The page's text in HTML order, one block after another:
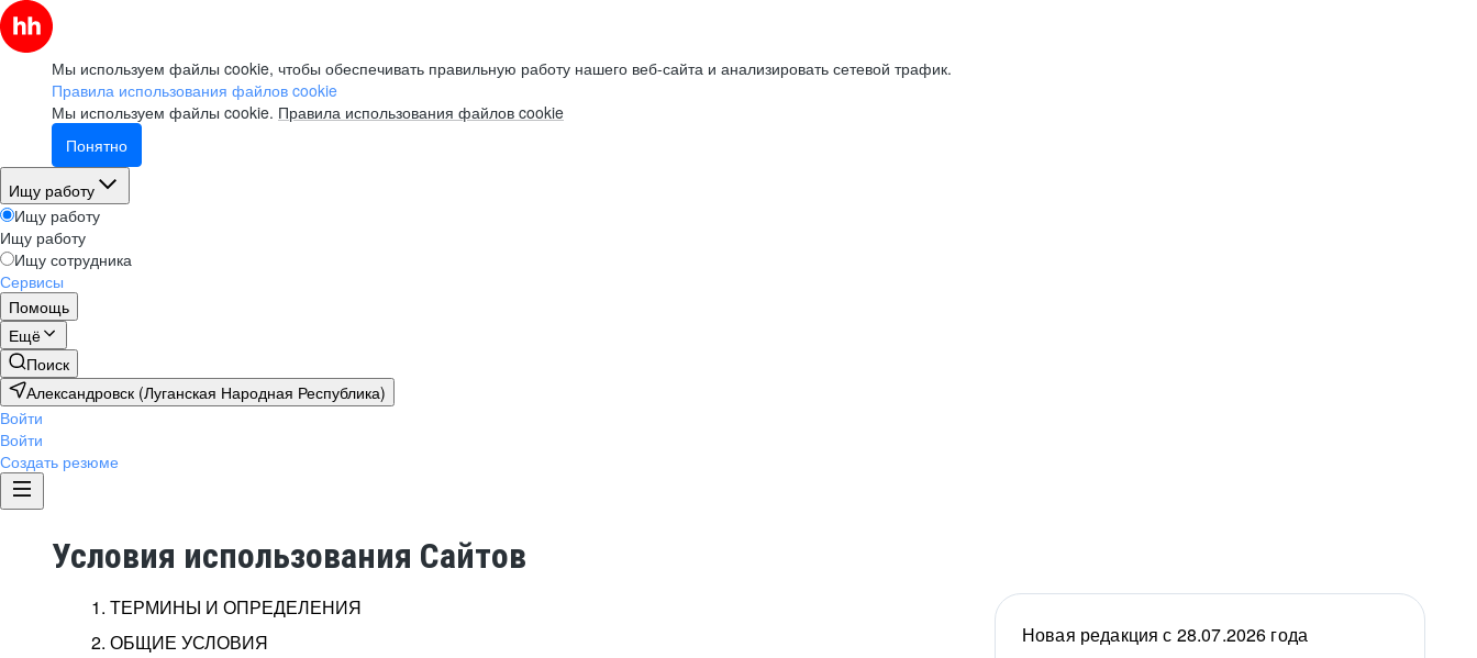
Мы используем файлы cookie, чтобы обеспечивать правильную работу нашего веб-сайта и анализировать сетевой трафик.
Правила использования файлов cookie
Мы используем файлы cookie. Правила использования файлов cookie
Понятно
Ищу работу
Ищу работу
Ищу работу
Ищу сотрудника
Сервисы
Помощь
Ещё
Поиск
Александровск (Луганская Народная Республика)
Войти
Войти
Создать резюме
Условия использования Сайтов
1. ТЕРМИНЫ И ОПРЕДЕЛЕНИЯ
2. ОБЩИЕ УСЛОВИЯ
Новая редакция с 28.07.2026 года